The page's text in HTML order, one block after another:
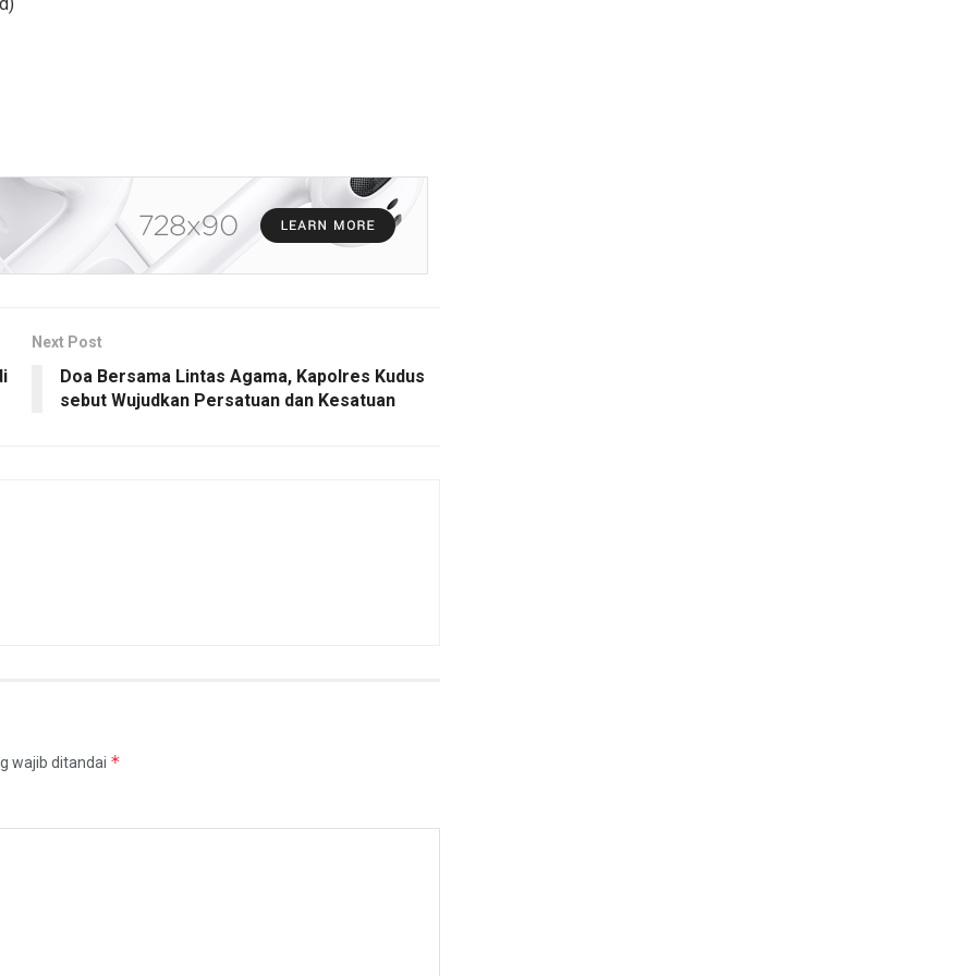
Next Post
Doa Bersama Lintas Agama, Kapolres Kudus
sebut Wujudkan Persatuan dan Kesatuan
wajib ditandai *